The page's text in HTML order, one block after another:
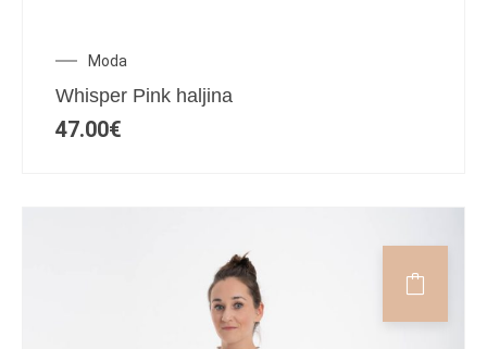
Moda
Whisper Pink haljina
47.00€